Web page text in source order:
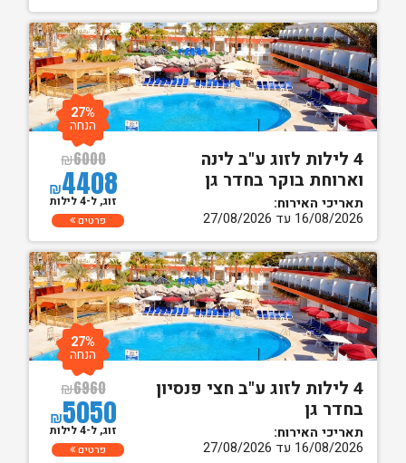
4 לילות לזוג ע"ב לינה
וארוחת בוקר בחדר גן
תאריכי האירוח:
16/08/2026 עד 27/08/2026
₪6000
₪4408
27%
הנחה
זוג, ל-4 לילות
פרטים
4 לילות לזוג ע"ב חצי פנסיון
בחדר גן
תאריכי האירוח:
16/08/2026 עד 27/08/2026
₪6960
₪5050
27%
הנחה
זוג, ל-4 לילות
פרטים